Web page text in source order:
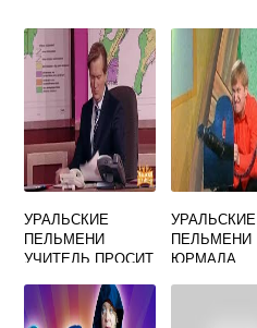
УРАЛЬСКИЕ
ПЕЛЬМЕНИ
УЧИТЕЛЬ ПРОСИТ
ЗАРПЛАТЕ 100
РУБЛЕЙ
УРАЛЬСКИЕ
ПЕЛЬМЕНИ
ЮРМАЛА